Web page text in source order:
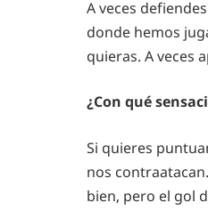
A veces
donde hemos
quieras. A veces
¿Con qué
Si quieres
nos
bien, pero el gol